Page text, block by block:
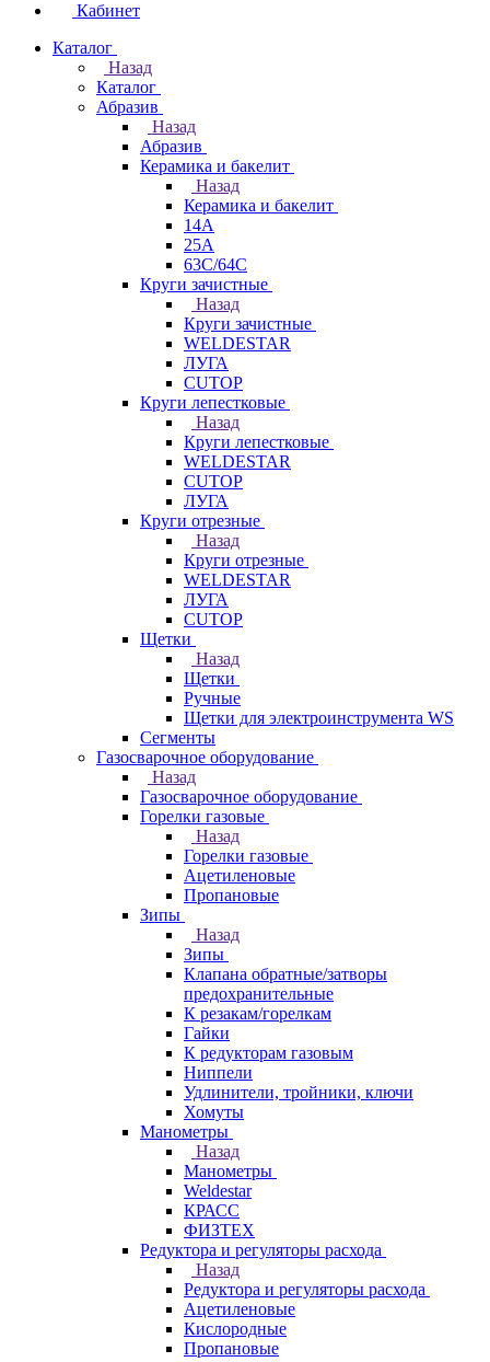
Кабинет
Каталог
Назад
Каталог
Абразив
Назад
Абразив
Керамика и бакелит
Назад
Керамика и бакелит
14А
25А
63С/64С
Круги зачистные
Назад
Круги зачистные
WELDESTAR
ЛУГА
CUTOP
Круги лепестковые
Назад
Круги лепестковые
WELDESTAR
CUTOP
ЛУГА
Круги отрезные
Назад
Круги отрезные
WELDESTAR
ЛУГА
CUTOP
Щетки
Назад
Щетки
Ручные
Щетки для электроинструмента WS
Сегменты
Газосварочное оборудование
Назад
Газосварочное оборудование
Горелки газовые
Назад
Горелки газовые
Ацетиленовые
Пропановые
Зипы
Назад
Зипы
Клапана обратные/затворы
предохранительные
К резакам/горелкам
Гайки
К редукторам газовым
Ниппели
Удлинители, тройники, ключи
Хомуты
Манометры
Назад
Манометры
Weldestar
КРАСС
ФИЗТЕХ
Редуктора и регуляторы расхода
Назад
Редуктора и регуляторы расхода
Ацетиленовые
Кислородные
Пропановые